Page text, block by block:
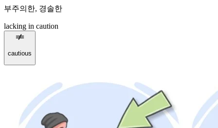
부주의한, 경솔한
lacking in caution
cautious